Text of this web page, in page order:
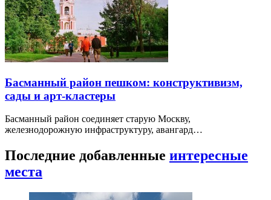
Басманный район пешком: конструктивизм,
сады и арт-кластеры
Басманный район соединяет старую Москву,
железнодорожную инфраструктуру, авангард…
Последние добавленные интересные
места